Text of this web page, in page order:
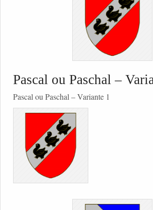
Pascal ou Paschal –
Pascal ou Paschal – Variante 1